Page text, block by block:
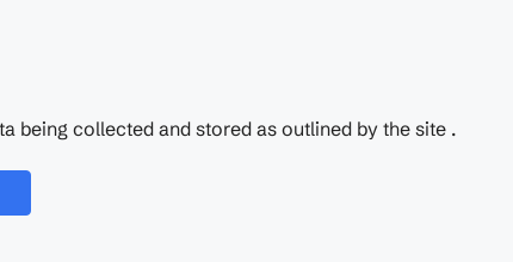
being collected and stored as outlined by the site .